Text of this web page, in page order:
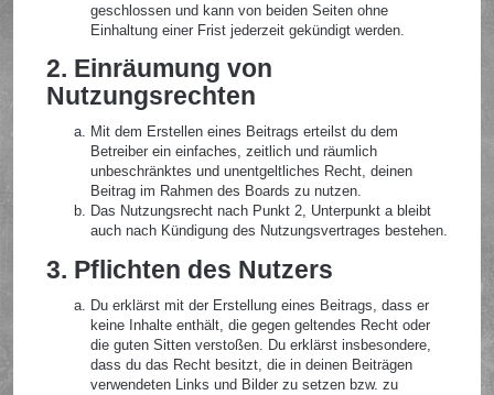
geschlossen und kann von beiden Seiten ohne
Einhaltung einer Frist jederzeit gekündigt werden.
2. Einräumung von
Nutzungsrechten
Mit dem Erstellen eines Beitrags erteilst du dem
Betreiber ein einfaches, zeitlich und räumlich
unbeschränktes und unentgeltliches Recht, deinen
Beitrag im Rahmen des Boards zu nutzen.
Das Nutzungsrecht nach Punkt 2, Unterpunkt a bleibt
auch nach Kündigung des Nutzungsvertrages bestehen.
3. Pflichten des Nutzers
Du erklärst mit der Erstellung eines Beitrags, dass er
keine Inhalte enthält, die gegen geltendes Recht oder
die guten Sitten verstoßen. Du erklärst insbesondere,
dass du das Recht besitzt, die in deinen Beiträgen
verwendeten Links und Bilder zu setzen bzw. zu